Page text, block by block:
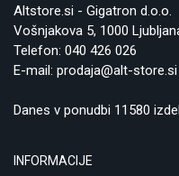
Altstore.si - Gigatron d.o.o.
Vošnjakova 5, 1000
Telefon: 040 426 026
E-mail: prodaja@alt-store.si
Danes v ponudbi 11580
INFORMACIJE